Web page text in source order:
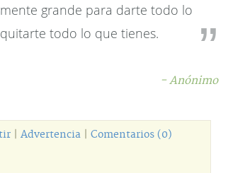
grande para darte todo lo
todo lo que tienes.
- Anónimo
Advertencia Comentarios (0)